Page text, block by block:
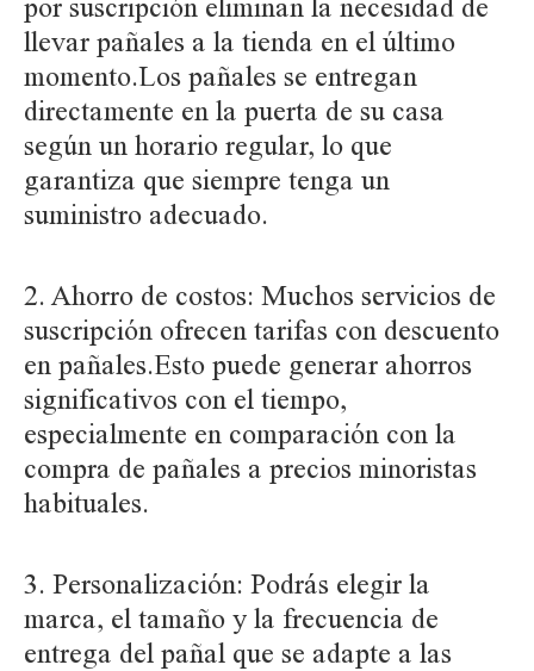
por suscripción eliminan la necesidad de
llevar pañales a la tienda en el último
momento.Los pañales se entregan
directamente en la puerta de su casa
según un horario regular, lo que
garantiza que siempre tenga un
suministro adecuado.
2. Ahorro de costos: Muchos servicios de
suscripción ofrecen tarifas con descuento
en pañales.Esto puede generar ahorros
significativos con el tiempo,
especialmente en comparación con la
compra de pañales a precios minoristas
habituales.
3. Personalización: Podrás elegir la
marca, el tamaño y la frecuencia de
entrega del pañal que se adapte a las